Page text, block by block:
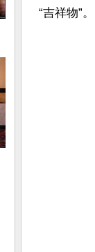
“吉祥物”